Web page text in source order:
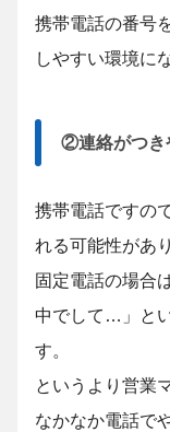
携帯電話の番号
しやすい環境に
②連絡がつき
携帯電話ですの
れる可能性があ
固定電話の場合
中でして…」と
す。
というより営業
なかなか電話で